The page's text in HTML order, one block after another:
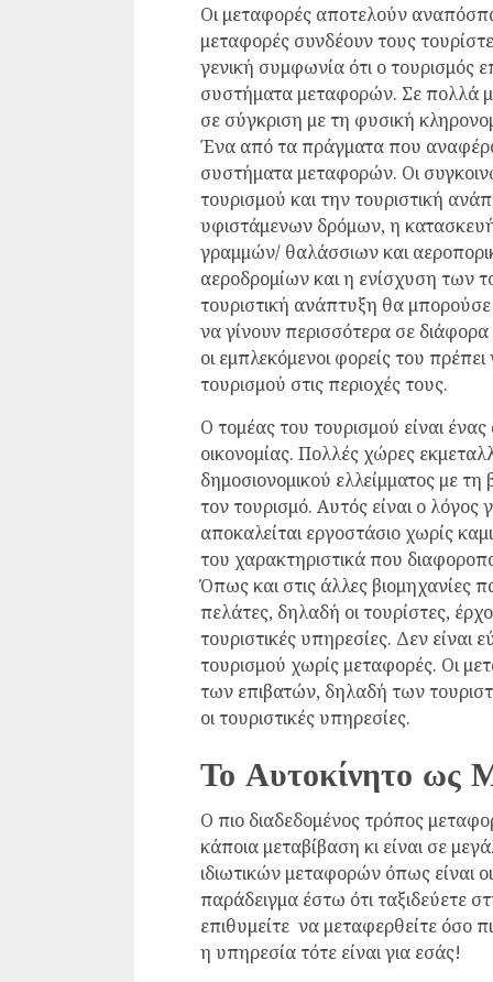
Οι μεταφορές αποτελούν
μεταφορές συνδέουν τους
γενική συμφωνία ότι ο τουρισμός
συστήματα μεταφορών. Σε πολλά
σε σύγκριση με τη φυσική
Ένα από τα πράγματα που
συστήματα μεταφορών. Οι
τουρισμού και την τουριστική
υφιστάμενων δρόμων, η
γραμμών/ θαλάσσιων και
αεροδρομίων και η ενίσχυση των
τουριστική ανάπτυξη θα
να γίνουν περισσότερα σε
οι εμπλεκόμενοι φορείς του
τουρισμού στις περιοχές τους.
Ο τομέας του τουρισμού είναι
οικονομίας. Πολλές χώρες
δημοσιονομικού ελλείμματος με
τον τουρισμό. Αυτός είναι ο λόγος
αποκαλείται εργοστάσιο χωρίς
του χαρακτηριστικά που
Όπως και στις άλλες βιομηχανίες
πελάτες, δηλαδή οι τουρίστες,
τουριστικές υπηρεσίες. Δεν είναι
τουρισμού χωρίς μεταφορές. Οι
των επιβατών, δηλαδή των
οι τουριστικές υπηρεσίες.
Το Αυτοκίνητο ως
Ο πιο διαδεδομένος τρόπος
κάποια μεταβίβαση κι είναι σε
ιδιωτικών μεταφορών όπως είναι
παράδειγμα έστω ότι ταξιδεύετε
επιθυμείτε να μεταφερθείτε όσο
η υπηρεσία τότε είναι για εσάς!